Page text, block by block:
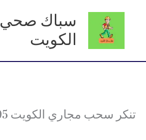
تخطي
المحتوى
سباك صحي
الكويت
تنكر سحب مجاري الكويت 95519305